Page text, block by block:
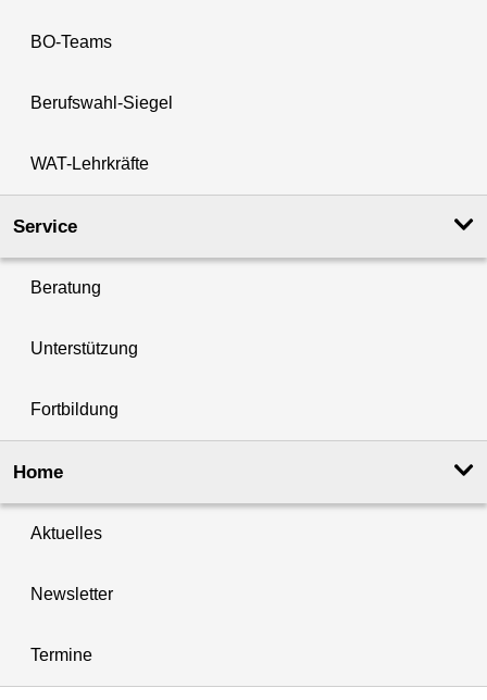
BO-Teams
Berufswahl-Siegel
WAT-Lehrkräfte
Service
Beratung
Unterstützung
Fortbildung
Home
Aktuelles
Newsletter
Termine